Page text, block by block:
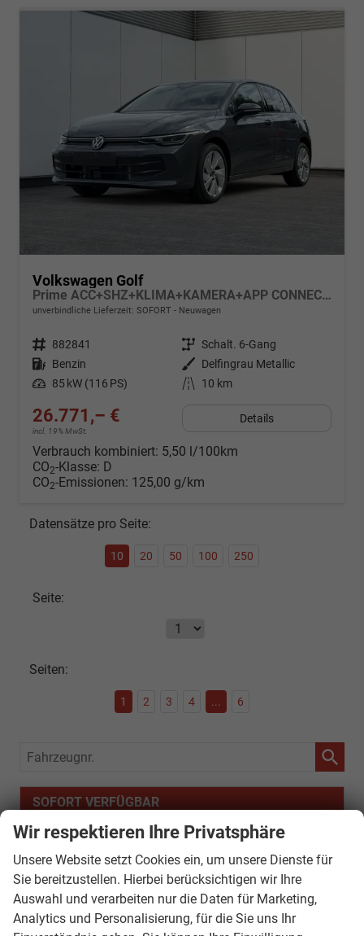
Volkswagen Golf
Prime ACC+SHZ+KLIMA+KAMERA+APP CONNECT+LED+17" ALU
unverbindliche Lieferzeit: SOFORT Neuwagen
Fahrzeugnr. 882841 Getriebe Schalt. 6-Gang
Kraftstoff Benzin Außenfarbe
Delfingrau Metallic
Leistung 85 kW (116 PS) Kilometerstand 10 km
26.771,– €
incl. 19% MwSt.
Details
Verbrauch kombiniert: 5,50 l/100km
CO2-Klasse: D
CO2-Emissionen: 125,00 g/km
Datensätze pro Seite:
10 20 50 100 250
Seite:
Seiten:
1 2 3 4 ... 6
Fahrzeugnr.
SOFORT VERFÜGBAR
Audi
Bentley
Citroën
Cupra
Wir respektieren Ihre Privatsphäre
Unsere Website setzt Cookies ein, um unsere Dienste für
Sie bereitzustellen. Hierbei berücksichtigen wir Ihre
Auswahl und verarbeiten nur die Daten für Marketing,
Analytics und Personalisierung, für die Sie uns Ihr